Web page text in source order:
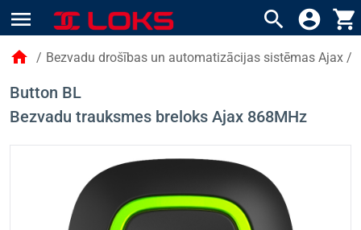
menu search account_circle shopping_cart
home / Bezvadu drošības un automatizācijas sistēmas Ajax /
Button BL
Bezvadu trauksmes breloks Ajax 868MHz